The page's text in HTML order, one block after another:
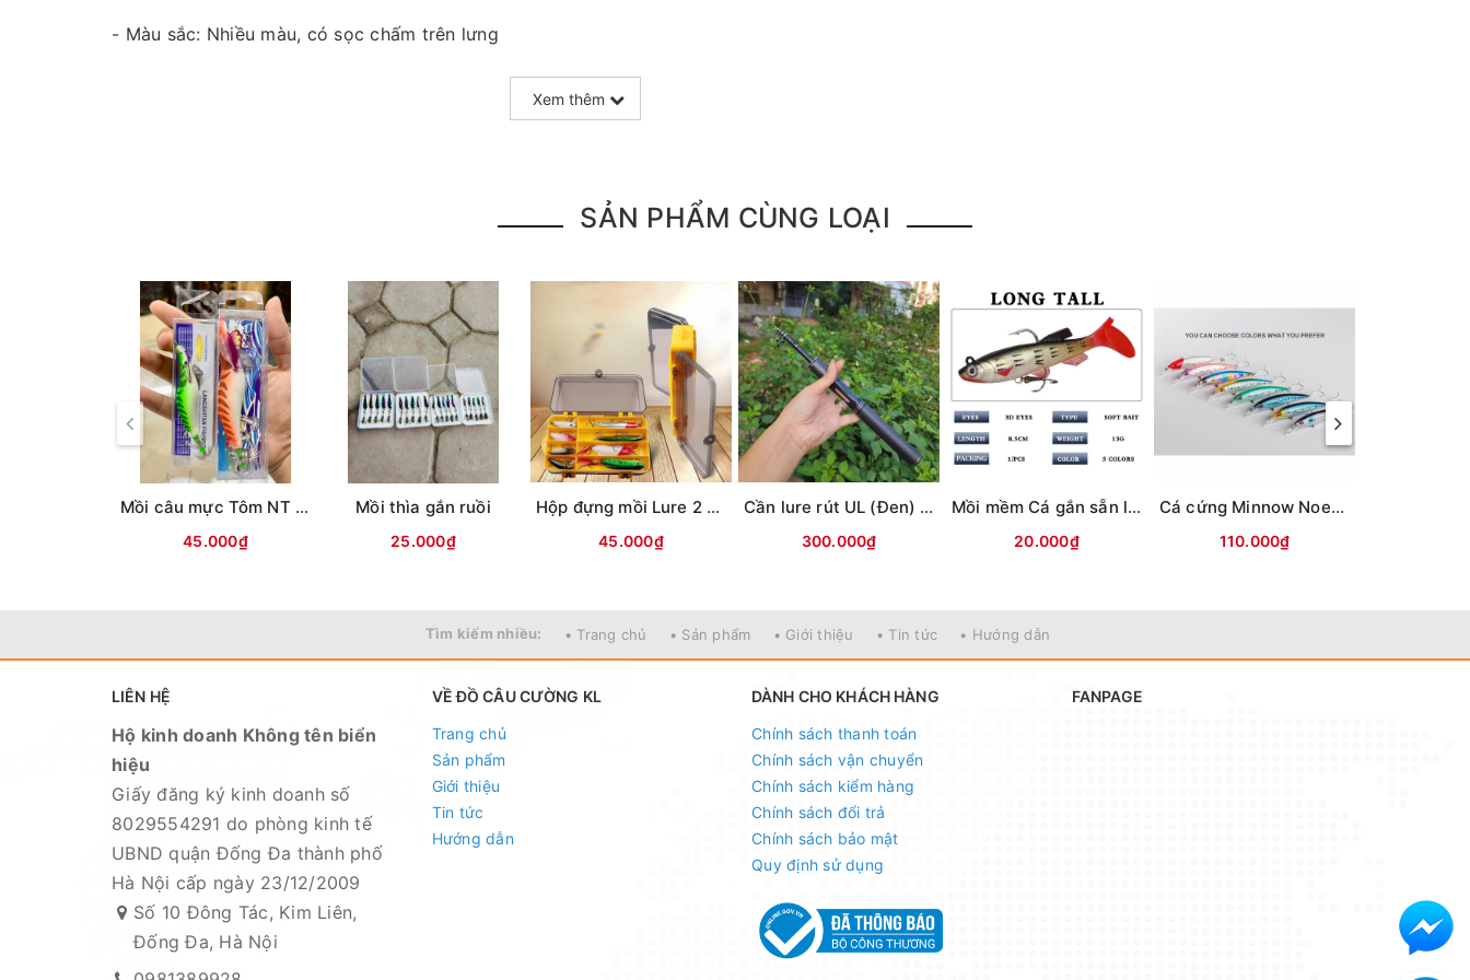
- Màu sắc: Nhiều màu, có sọc chấm trên lưng
Ảnh sản phẩm là cửa hàng 100% tự tay chụp nên mọi thông tin và ảnh đều phù hợp với sản phẩm thực tế
Nếu sản phẩm bị lỗi hoặc xảy ra sự cố trong quá trình vận chuyển, sử dụng. Chúng tôi sẽ hỗ trợ ngay cho
quý khách hàng và sẽ chịu trách nhiệm hoàn toàn để phục vụ khách hàng tốt nhất
Fanpage :Đồ câu Cường KL
Facebook:Nguyễn An hoặcCường KL Đồ câu
Kênh Thương mại điện tử
- Shopee:https://shopee.vn/docaucuongkl
- Sendo:https://www.sendo.vn/shop/do-cau-cuong-kl
Địa chỉ cửa hàng : Số 10 Đông Tác, Kim Liên, Đống Đa, Hà Nội
Xem bản đồ chỉ dẫn đường đi
Chuyên sỉ lẻ toàn quốc - Giao hàng toàn quốc - Nhận ship COD ( nhận hàng thanh toán )
Xem thêm
SẢN PHẨM CÙNG LOẠI
Mồi câu mực Tôm NT ( Lưng vằn )
45.000₫
Mồi thìa gắn ruồi
25.000₫
Hộp đựng mồi Lure 2 mặt KM01 (18x10x5cm)
45.000₫
Cần lure rút UL (Đen) MAX TYSPORT(Thu30cm)
300.000₫
Mồi mềm Cá gắn sẵn lưỡi (8.5cm-13g) Vỏ trong
20.000₫
Cá cứng Minnow Noeby 9006-Nổi-120mm/22g
110.000₫
Tìm kiếm nhiều: • Trang chủ • Sản phẩm • Giới thiệu • Tin tức • Hướng dẫn
LIÊN HỆ
Hộ kinh doanh Không tên biển
hiệu
Giấy đăng ký kinh doanh số
8029554291 do phòng kinh tế
UBND quận Đống Đa thành phố
Hà Nội cấp ngày 23/12/2009
Số 10 Đông Tác, Kim Liên,
Đống Đa, Hà Nội
VỀ ĐỒ CÂU CƯỜNG KL
Trang chủ
Sản phẩm
Giới thiệu
Tin tức
Hướng dẫn
DÀNH CHO KHÁCH HÀNG
Chính sách thanh toán
Chính sách vận chuyển
Chính sách kiểm hàng
Chính sách đổi trả
Chính sách bảo mật
Quy định sử dụng
FANPAGE